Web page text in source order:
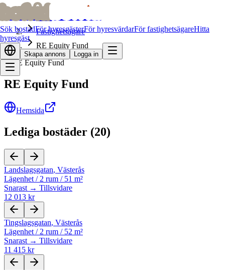
bofridbofrid
Sök bostadFör hyresgästerFör hyresvärdarFör fastighetsägareHitta
hyresgäst
Skapa annons Logga in
Hem
Fastighetsägare
RE Equity Fund
RE Equity Fund
Hemsida
Lediga bostäder (20)
Landslagsgatan, Västerås
Lägenhet / 2 rum / 51 m²
Snarast → Tillsvidare
12 013 kr
Tingslagsgatan, Västerås
Lägenhet / 2 rum / 52 m²
Snarast → Tillsvidare
11 415 kr